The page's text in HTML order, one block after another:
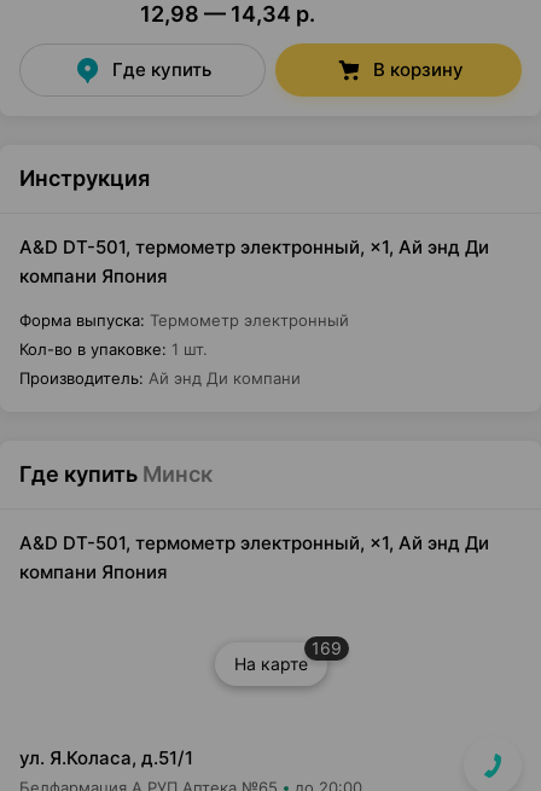
12,98 — 14,34 р.
Где купить В корзину
Инструкция
A&D DT-501, термометр электронный, ×1, Ай энд Ди
компани Япония
Форма выпуска: Термометр электронный
Кол-во в упаковке: 1 шт.
Производитель: Ай энд Ди компани
Где купить Минск
A&D DT-501, термометр электронный, ×1, Ай энд Ди
компани Япония
На карте
169
ул. Я.Коласа, д.51/1